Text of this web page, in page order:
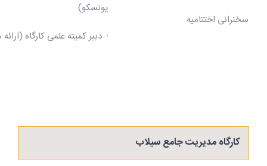
سخنرانی اختتامیه
یونسکو)
· دبیر کمیته علمی کارگاه
کارگاه مدیریت جامع سیلاب